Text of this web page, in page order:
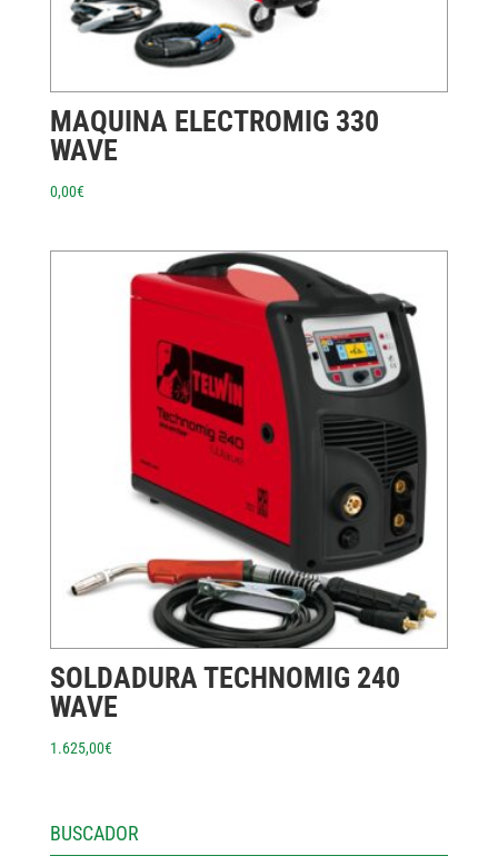
MAQUINA ELECTROMIG 330
WAVE
0,00€
SOLDADURA TECHNOMIG 240
WAVE
1.625,00€
BUSCADOR